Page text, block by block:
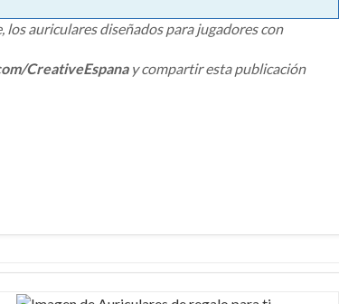
auriculares diseñados para jugadores con
CreativeEspanay compartir esta publicación